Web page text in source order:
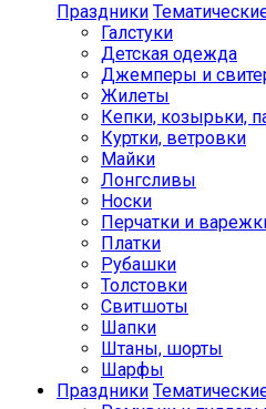
Праздники
Галстуки
Детская одежда
Джемперы и
Жилеты
Кепки, козырьки,
Куртки, ветровки
Майки
Лонгсливы
Носки
Перчатки и
Платки
Рубашки
Толстовки
Свитшоты
Шапки
Штаны, шорты
Шарфы
Праздники